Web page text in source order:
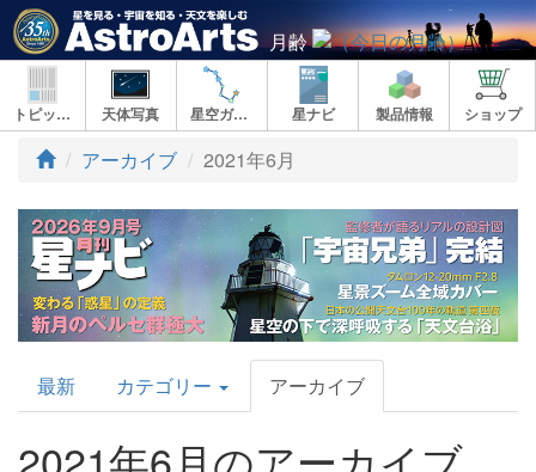
月齢
トピックス 天体写真 星空ガイド 星ナビ 製品情報 ショップ
アーカイブ 2021年6月
AstroArts
Topics
最新 カテゴリー アーカイブ